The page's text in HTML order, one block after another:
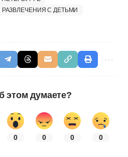
РАЗВЛЕЧЕНИЯ С ДЕТЬМИ
этом думаете?
0 0 0 0